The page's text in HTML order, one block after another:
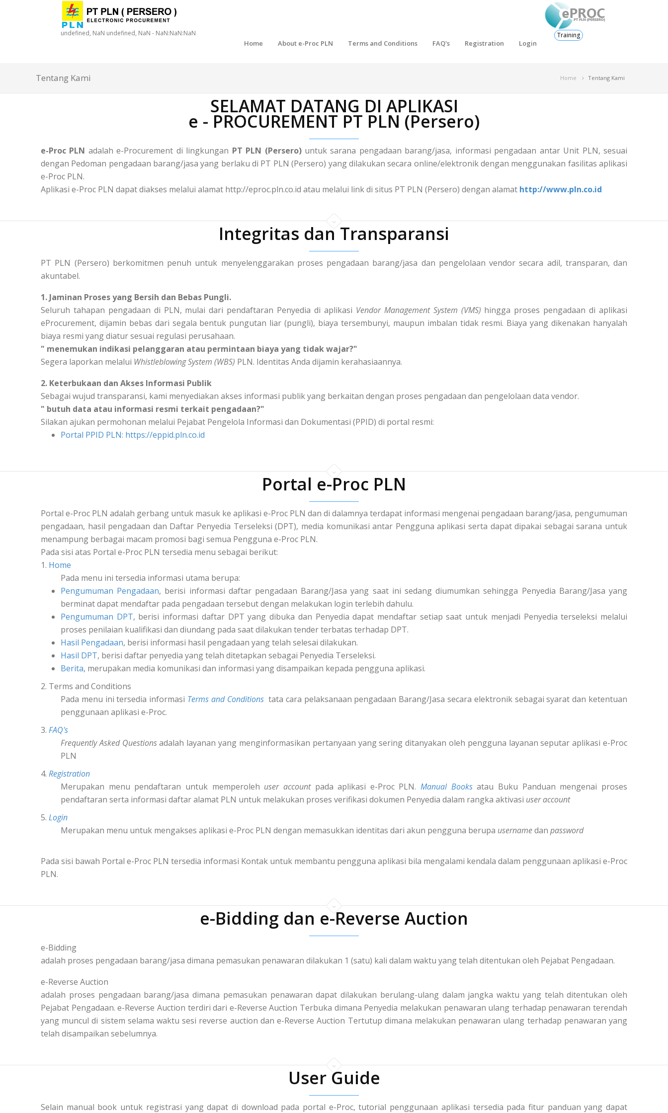
undefined, NaN undefined, NaN - NaN:NaN:NaN Training
Home About e-Proc PLN Terms and Conditions FAQ's Registration Login
Tentang Kami Home Tentang Kami
SELAMAT DATANG DI APLIKASI
e - PROCUREMENT PT PLN (Persero)
e-Proc PLN adalah e-Procurement di lingkungan PT PLN (Persero)untuk sarana pengadaan barang/jasa, informasi pengadaan antar Unit PLN, sesuai
dengan Pedoman pengadaan barang/jasa yang berlaku di PT PLN (Persero) yang dilakukan secara online/elektronik dengan menggunakan fasilitas aplikasi
e-Proc PLN.
Aplikasi e-Proc PLN dapat diakses melalui alamat http://eproc.pln.co.id atau melalui link di situs PT PLN (Persero) dengan alamat http://www.pln.co.id
Integritas dan Transparansi
PT PLN (Persero) berkomitmen penuh untuk menyelenggarakan proses pengadaan barang/jasa dan pengelolaan vendor secara adil, transparan, dan
akuntabel.
1. Jaminan Proses yang Bersih dan Bebas Pungli.
Seluruh tahapan pengadaan di PLN, mulai dari pendaftaran Penyedia di aplikasi Vendor Management System (VMS) hingga proses pengadaan di aplikasi
eProcurement, dijamin bebas dari segala bentuk pungutan liar (pungli), biaya tersembunyi, maupun imbalan tidak resmi. Biaya yang dikenakan hanyalah
biaya resmi yang diatur sesuai regulasi perusahaan.
" menemukan indikasi pelanggaran atau permintaan biaya yang tidak wajar?"
Segera laporkan melalui Whistleblowing System (WBS) PLN. Identitas Anda dijamin kerahasiaannya.
2. Keterbukaan dan Akses Informasi Publik
Sebagai wujud transparansi, kami menyediakan akses informasi publik yang berkaitan dengan proses pengadaan dan pengelolaan data vendor.
" butuh data atau informasi resmi terkait pengadaan?"
Silakan ajukan permohonan melalui Pejabat Pengelola Informasi dan Dokumentasi (PPID) di portal resmi:
Portal PPID PLN: https://eppid.pln.co.id
Portal e-Proc PLN
Portal e-Proc PLN adalah gerbang untuk masuk ke aplikasi e-Proc PLN dan di dalamnya terdapat informasi mengenai pengadaan barang/jasa, pengumuman
pengadaan, hasil pengadaan dan Daftar Penyedia Terseleksi (DPT), media komunikasi antar Pengguna aplikasi serta dapat dipakai sebagai sarana untuk
menampung berbagai macam promosi bagi semua Pengguna e-Proc PLN.
Pada sisi atas Portal e-Proc PLN tersedia menu sebagai berikut:
1. Home
Pada menu ini tersedia informasi utama berupa:
Pengumuman Pengadaan, berisi informasi daftar pengadaan Barang/Jasa yang saat ini sedang diumumkan sehingga Penyedia Barang/Jasa yang
berminat dapat mendaftar pada pengadaan tersebut dengan melakukan login terlebih dahulu.
Pengumuman DPT, berisi informasi daftar DPT yang dibuka dan Penyedia dapat mendaftar setiap saat untuk menjadi Penyedia terseleksi melalui
proses penilaian kualifikasi dan diundang pada saat dilakukan tender terbatas terhadap DPT.
Hasil Pengadaan, berisi informasi hasil pengadaan yang telah selesai dilakukan.
Hasil DPT, berisi daftar penyedia yang telah ditetapkan sebagai Penyedia Terseleksi.
Berita, merupakan media komunikasi dan informasi yang disampaikan kepada pengguna aplikasi.
2. Terms and Conditions
Pada menu ini tersedia informasi Terms and Conditionstata cara pelaksanaan pengadaan Barang/Jasa secara elektronik sebagai syarat dan ketentuan
penggunaan aplikasi e-Proc.
3. FAQ's
Frequently Asked Questionsadalah layanan yang menginformasikan pertanyaan yang sering ditanyakan oleh pengguna layanan seputar aplikasi e-Proc
PLN
4. Registration
Merupakan menu pendaftaran untuk memperoleh user accountpada aplikasi e-Proc PLN.Manual Booksatau Buku Panduan mengenai proses
pendaftaran serta informasi daftar alamat PLN untuk melakukan proses verifikasi dokumen Penyedia dalam rangka aktivasi user account
5. Login
Merupakan menu untuk mengakses aplikasi e-Proc PLN dengan memasukkan identitas dari akun pengguna berupa usernamedan password
Pada sisi bawah Portal e-Proc PLN tersedia informasi Kontak untuk membantu pengguna aplikasi bila mengalami kendala dalam penggunaan aplikasi e-Proc
PLN.
e-Bidding dan e-Reverse Auction
e-Bidding
adalah proses pengadaan barang/jasa dimana pemasukan penawaran dilakukan 1 (satu) kali dalam waktu yang telah ditentukan oleh Pejabat Pengadaan.
e-Reverse Auction
adalah proses pengadaan barang/jasa dimana pemasukan penawaran dapat dilakukan berulang-ulang dalam jangka waktu yang telah ditentukan oleh
Pejabat Pengadaan. e-Reverse Auction terdiri dari e-Reverse Auction Terbuka dimana Penyedia melakukan penawaran ulang terhadap penawaran terendah
yang muncul di sistem selama waktu sesi reverse auction dan e-Reverse Auction Tertutup dimana melakukan penawaran ulang terhadap penawaran yang
telah disampaikan sebelumnya.
User Guide
Selain manual book untuk registrasi yang dapat di download pada portal e-Proc, tutorial penggunaan aplikasi tersedia pada fitur panduan yang dapat